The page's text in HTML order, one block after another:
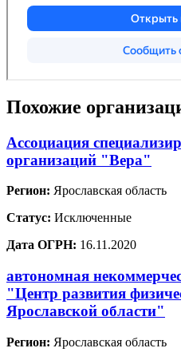
Похожие
Ассоциация
организаций "Вера"
Регион: Ярославская область
Статус: Исключенные
Дата ОГРН: 16.11.2020
автономная
"Центр развития
Ярославской области"
Регион: Ярославская область